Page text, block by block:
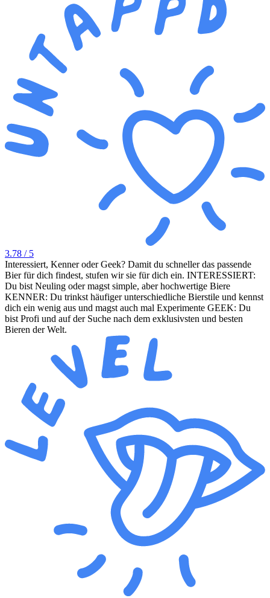
3.78 / 5
Interessiert, Kenner oder Geek? Damit du schneller das passende
Bier für dich findest, stufen wir sie für dich ein. INTERESSIERT:
Du bist Neuling oder magst simple, aber hochwertige Biere
KENNER: Du trinkst häufiger unterschiedliche Bierstile und kennst
dich ein wenig aus und magst auch mal Experimente GEEK: Du
bist Profi und auf der Suche nach dem exklusivsten und besten
Bieren der Welt.